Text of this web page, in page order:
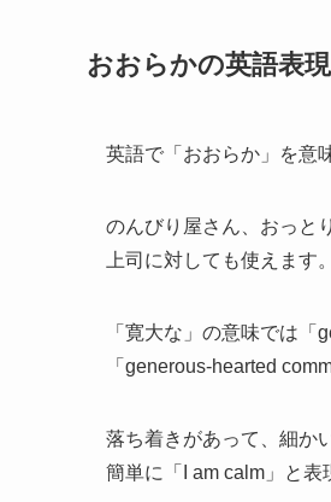
おおらかの英語表現
英語で「おおらか」を意
のんびり屋さん、おっと
上司に対しても使えます。
「寛大な」の意味では「
「generous-hearted
落ち着きがあって、細か
簡単に「I am calm」と表